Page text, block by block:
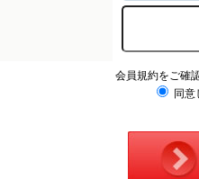
会員規約をご確
同意